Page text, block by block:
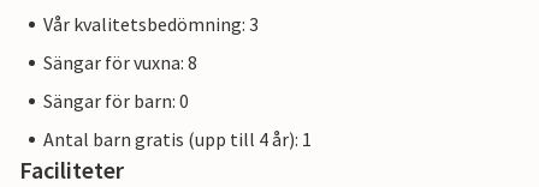
Vår kvalitetsbedömning: 3
Sängar för vuxna: 8
Sängar för barn: 0
Antal barn gratis (upp till 4 år): 1
Faciliteter